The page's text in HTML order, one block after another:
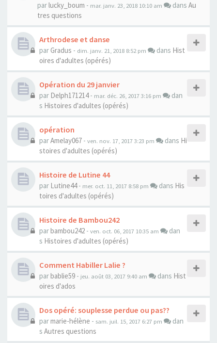
parlucky_boum - mar. janv. 23, 2018 10:10 am dans Au
tres questions
Arthrodese et danse
parGradus - dim. janv. 21, 2018 8:52 pm dans Hist
oires d'adultes (opérés)
Opération du 29 janvier
par Delph171214- mar. déc. 26, 2017 3:16 pm
dan
s Histoires d'adultes (opérés)
opération
parAmelay067 - ven. nov. 17, 2017 3:23 pm dans Hi
stoires d'adultes (opérés)
Histoire de Lutine 44
par Lutine44- mer. oct. 11, 2017 8:58 pm dans His
toires d'adultes (opérés)
Histoire de Bambou242
parbambou242 - ven. oct. 06, 2017 10:35 am
dan
s Histoires d'adultes (opérés)
Comment Habiller Lalie ?
parbablie59 - jeu. août 03, 2017 9:40 am dans Hist
oires d'ados
Dos opéré: souplesse perdue ou pas??
parmarie-hélène - sam. juil. 15, 2017 6:27 pm
dan
s Autres questions